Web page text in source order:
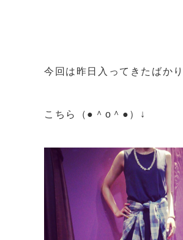
今回は昨日入ってきたばか
こちら（●＾o＾●）↓